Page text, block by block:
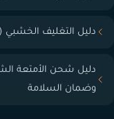
دليل التغليف الخشبي (Crating) للبضائع الثقيلة والحساسة
دليل شحن الأمتعة
وضمان السلامة